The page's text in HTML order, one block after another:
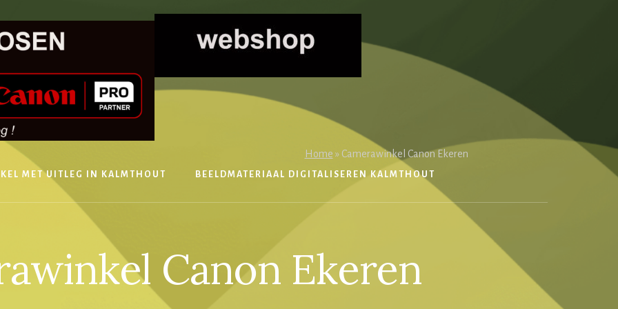
MET UITLEG IN KALMTHOUT BEELDMATERIAAL DIGITALISEREN KALMTHOUT
Home » Camerawinkel Canon Ekeren
Canon Ekeren